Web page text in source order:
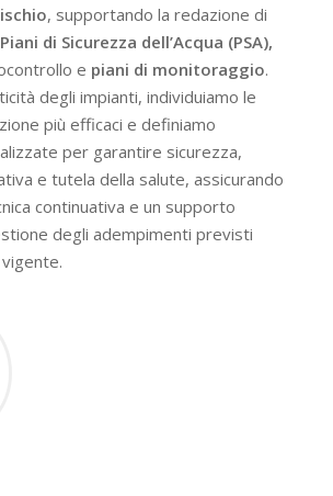
, supportando la redazione di
Piani di Sicurezza dell’Acqua (PSA),
e piani di monitoraggio.
degli impianti, individuiamo le
più efficaci e definiamo
per garantire sicurezza,
e tutela della salute, assicurando
continuativa e un supporto
degli adempimenti previsti